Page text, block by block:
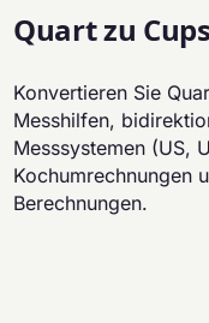
Quart zu
Konvertieren Sie
Messhilfen,
Messsystemen (US,
Kochumrechnungen
Berechnungen.